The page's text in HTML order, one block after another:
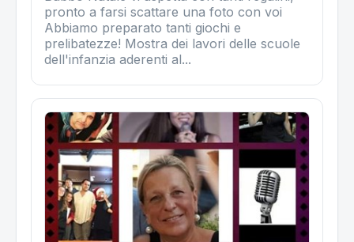
pronto a farsi scattare una foto con voi
Abbiamo preparato tanti giochi e
prelibatezze! Mostra dei lavori delle scuole
dell'infanzia aderenti al...